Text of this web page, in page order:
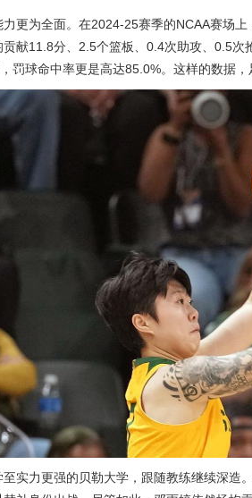
更为全面。在2024-25赛季的NCAA赛场
献11.8分、2.5个篮板、0.4次助攻、0.5次
罚球命中率更是高达85.0%。这样的数据，
实力更强的贝勒大学，跟随教练继续深造